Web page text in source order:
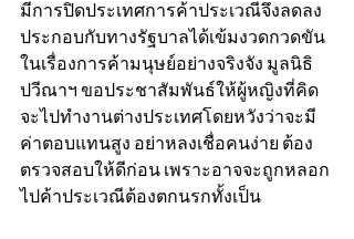
มีการปิดประเทศการค้าประเวณีจึงลดลง
ประกอบกับทางรัฐบาลได้เข้มงวดกวดขัน
ในเรื่องการค้ามนุษย์อย่างจริงจัง มูลนิธิ
ปวีณาฯ ขอประชาสัมพันธ์ให้ผู้หญิงที่คิด
จะไปทำงานต่างประเทศโดยหวังว่าจะมี
ค่าตอบแทนสูง อย่าหลงเชื่อคนง่าย ต้อง
ตรวจสอบให้ดีก่อน เพราะอาจจะถูกหลอก
ไปค้าประเวณีต้องตกนรกทั้งเป็น